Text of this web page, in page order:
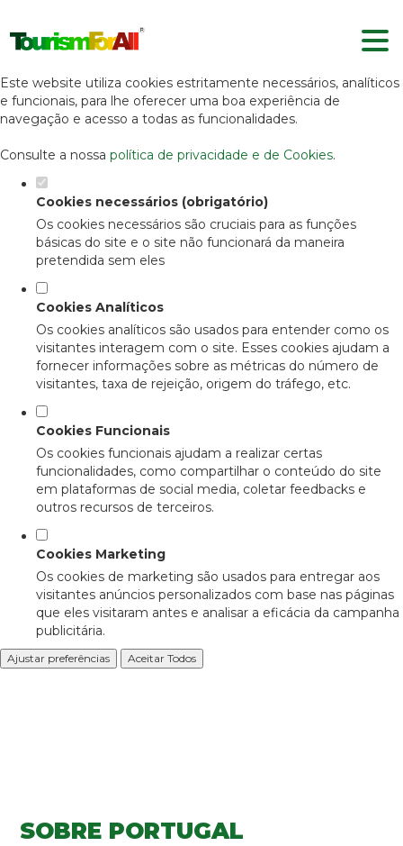
Defina as suas preferências de
cookies para este website.
Este website utiliza cookies estritamente necessários, analíticos
e funcionais, para lhe oferecer uma boa experiência de
navegação e acesso a todas as funcionalidades.
Consulte a nossa política de privacidade e de Cookies.
Cookies necessários (obrigatório)
Os cookies necessários são cruciais para as funções
básicas do site e o site não funcionará da maneira
pretendida sem eles
Cookies Analíticos
Os cookies analíticos são usados para entender como os
visitantes interagem com o site. Esses cookies ajudam a
fornecer informações sobre as métricas do número de
visitantes, taxa de rejeição, origem do tráfego, etc.
Cookies Funcionais
Os cookies funcionais ajudam a realizar certas
funcionalidades, como compartilhar o conteúdo do site
em plataformas de social media, coletar feedbacks e
outros recursos de terceiros.
Cookies Marketing
Os cookies de marketing são usados para entregar aos
visitantes anúncios personalizados com base nas páginas
que eles visitaram antes e analisar a eficácia da campanha
publicitária.
Ajustar preferências Aceitar Todos
SOBRE PORTUGAL